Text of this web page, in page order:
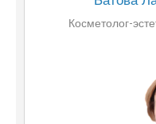
Косметолог-